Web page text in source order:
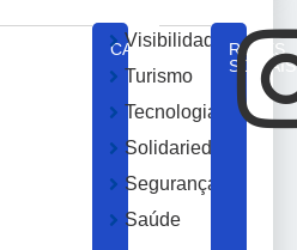
CATEGORIAS
Visibilidade
Turismo
Tecnologia
Solidariedade
Segurança
Saúde
REDES
SOCIAIS